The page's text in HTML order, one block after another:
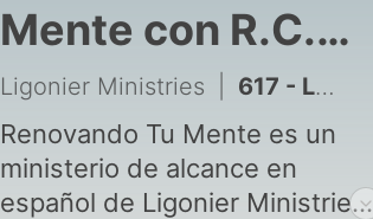
Mente con R.C.
Sproul
Ligonier Ministries 617 - La mano invisible de Dios
Renovando Tu Mente es un
ministerio de alcance en
español de Ligonier Ministries,